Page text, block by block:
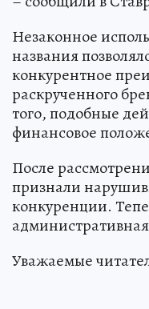
Незаконное
названия
конкурентное
раскрученного
того, подобные
финансовое
После
признали
конкуренции.
административная
Уважаемые